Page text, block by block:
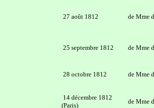
27 août 1812 de Mme
25 septembre 1812 de Mme
28 octobre 1812 de Mme
14 décembre 1812
(Paris)
de Mme